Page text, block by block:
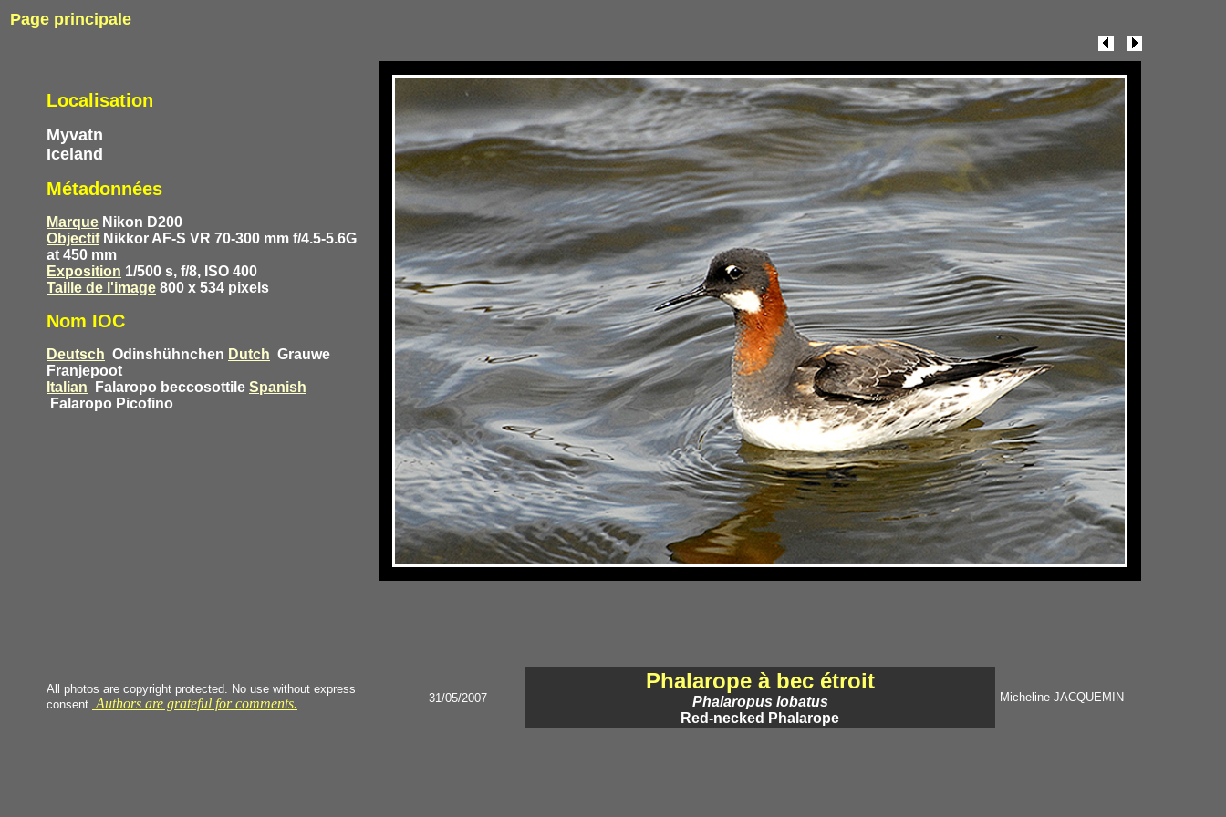
Page principale
Localisation
Myvatn
Iceland
Métadonnées
Marque Nikon D200
ObjectifNikkor AF-S VR 70-300 mm f/4.5-5.6G
at 450 mm
Exposition 1/500 s, f/8, ISO 400
Taille de l'image 800 x 534 pixels
Nom IOC
Deutsch Odinshühnchen Dutch Grauwe
Franjepoot
Italian
Falaropo beccosottile Spanish
Falaropo Picofino
All photos are copyright protected. No use without express
consent. Authors are grateful for comments. 31/05/2007
Phalarope à bec étroit
Phalaropus lobatus
Red-necked Phalarope
Micheline JACQUEMIN